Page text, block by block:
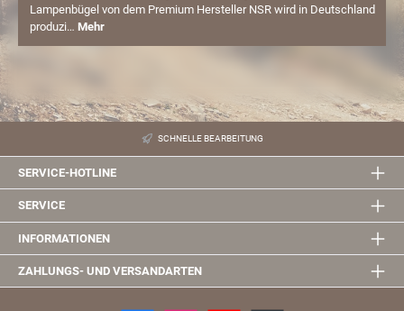
Lampenbügel von dem Premium Hersteller NSR wird in Deutschland
produzi… Mehr
SCHNELLE BEARBEITUNG
SERVICE-HOTLINE
SERVICE
INFORMATIONEN
ZAHLUNGS- UND VERSANDARTEN